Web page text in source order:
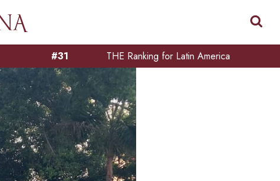
THE Ranking for Latin America
#31